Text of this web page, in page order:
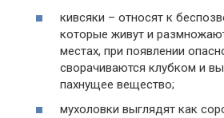
кивсяки – относят к
которые живут и
местах, при появлении
сворачиваются клубком и
пахнущее вещество;
мухоловки выглядят как